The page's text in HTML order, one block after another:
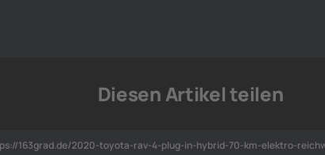
Diesen Artikel teilen